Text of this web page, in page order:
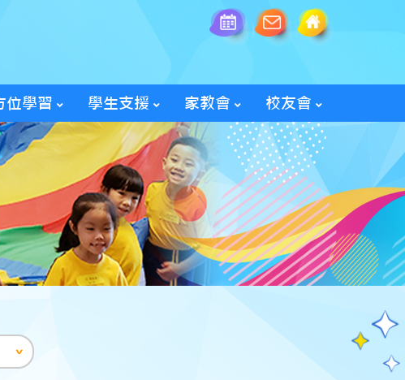
位學習 學生支援 家教會 校友會